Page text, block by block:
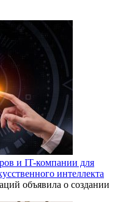
и IT-компании для
интеллекта
объявила о создании